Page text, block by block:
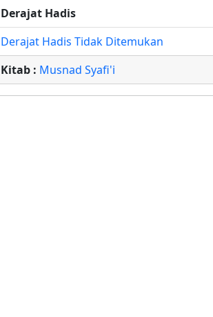
Derajat Hadis
Derajat Hadis Tidak Ditemukan
Kitab : Musnad Syafi'i